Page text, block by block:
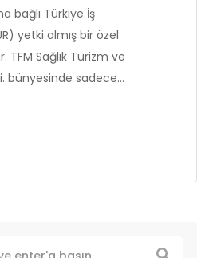
bağlı Türkiye İş
yetki almış bir özel
Sağlık Turizm ve
bünyesinde sadece…